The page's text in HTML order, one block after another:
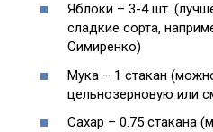
Яблоки – 3-4 шт.
сладкие сорта‚
Симиренко)
Мука – 1 стакан
цельнозерновую или
Сахар – 0.75 стакана